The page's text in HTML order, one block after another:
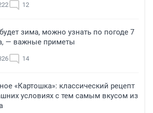
12
зима, можно узнать по погоде 7
— важные приметы
14
«Картошка»: классический рецепт
условиях с тем самым вкусом из